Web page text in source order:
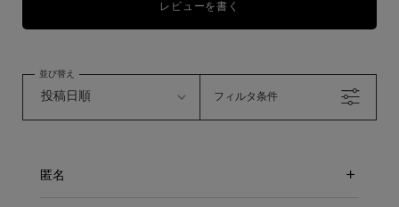
レビューを書く
並び替え
フィルタ条件
匿名